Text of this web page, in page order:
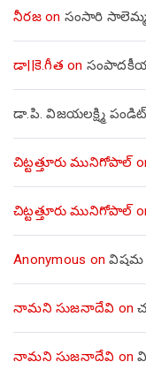
నీరజon సంసారి
డా||కె.గీత on
డా.పి. విజయలక్ష్మి పండిట్
చిట్టత్తూరు మునిగోపాల్
చిట్టత్తూరు మునిగోపాల్
Anonymous onవిషమ
నామని సుజనాదేవి on
నామని సుజనాదేవి on